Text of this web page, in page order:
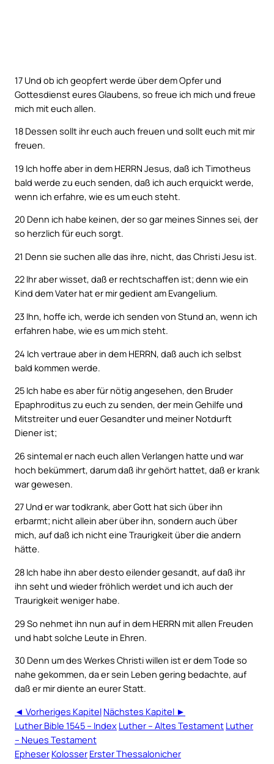
17 Und ob ich geopfert werde über dem Opfer und
Gottesdienst eures Glaubens, so freue ich mich und freue
mich mit euch allen.
18 Dessen sollt ihr euch auch freuen und sollt euch mit mir
freuen.
19 Ich hoffe aber in dem HERRN Jesus, daß ich Timotheus
bald werde zu euch senden, daß ich auch erquickt werde,
wenn ich erfahre, wie es um euch steht.
20 Denn ich habe keinen, der so gar meines Sinnes sei, der
so herzlich für euch sorgt.
21 Denn sie suchen alle das ihre, nicht, das Christi Jesu ist.
22 Ihr aber wisset, daß er rechtschaffen ist; denn wie ein
Kind dem Vater hat er mir gedient am Evangelium.
23 Ihn, hoffe ich, werde ich senden von Stund an, wenn ich
erfahren habe, wie es um mich steht.
24 Ich vertraue aber in dem HERRN, daß auch ich selbst
bald kommen werde.
25 Ich habe es aber für nötig angesehen, den Bruder
Epaphroditus zu euch zu senden, der mein Gehilfe und
Mitstreiter und euer Gesandter und meiner Notdurft
Diener ist;
26 sintemal er nach euch allen Verlangen hatte und war
hoch bekümmert, darum daß ihr gehört hattet, daß er krank
war gewesen.
27 Und er war todkrank, aber Gott hat sich über ihn
erbarmt; nicht allein aber über ihn, sondern auch über
mich, auf daß ich nicht eine Traurigkeit über die andern
hätte.
28 Ich habe ihn aber desto eilender gesandt, auf daß ihr
ihn seht und wieder fröhlich werdet und ich auch der
Traurigkeit weniger habe.
29 So nehmet ihn nun auf in dem HERRN mit allen Freuden
und habt solche Leute in Ehren.
30 Denn um des Werkes Christi willen ist er dem Tode so
nahe gekommen, da er sein Leben gering bedachte, auf
daß er mir diente an eurer Statt.
◄ Vorheriges Kapitel Nächstes Kapitel ►
Luther Bible 1545 – Index Luther – Altes Testament Luther
– Neues Testament
Epheser Kolosser Erster Thessalonicher